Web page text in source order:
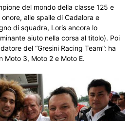
del mondo della classe 125 e
alle spalle di Cadalora e
di squadra, Loris ancora lo
aiuto nella corsa al titolo). Poi
del “Gresini Racing Team”: ha
Moto 3, Moto 2 e Moto E.